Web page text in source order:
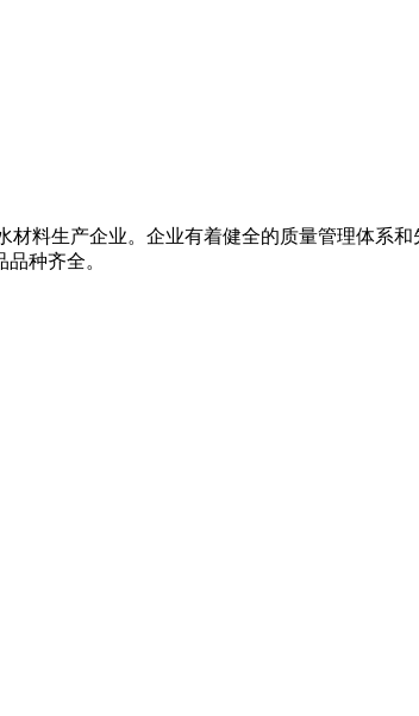
料生产企业。企业有着健全的质量管理体系和
种齐全。